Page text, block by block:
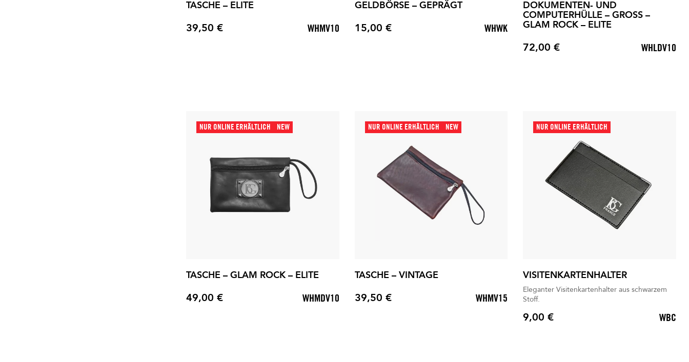
TASCHE – ELITE
Preis
39,50 € WHMV10
GELDBÖRSE – GEPRÄGT
Preis
15,00 € WHWK
DOKUMENTEN- UND
COMPUTERHÜLLE – GROSS –
GLAM ROCK – ELITE
Preis
72,00 € WHLDV10
NUR ONLINE ERHÄLTLICH NEW
TASCHE – GLAM ROCK – ELITE
Preis
49,00 € WHMDV10
NUR ONLINE ERHÄLTLICH NEW
TASCHE – VINTAGE
Preis
39,50 € WHMV15
NUR ONLINE ERHÄLTLICH
VISITENKARTENHALTER
Eleganter Visitenkartenhalter aus schwarzem
Stoff.
Preis
9,00 € WBC